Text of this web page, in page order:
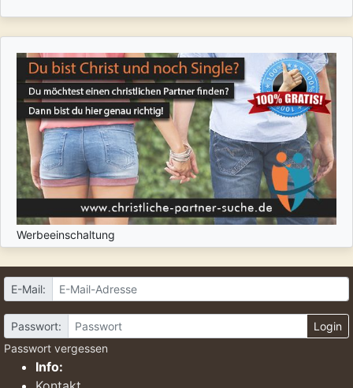
Werbeeinschaltung
E-Mail:
Passwort:
Login
Passwort vergessen
Info: